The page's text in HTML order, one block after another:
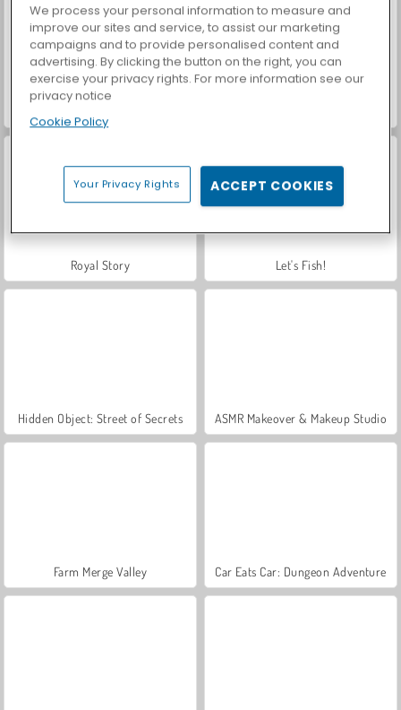
Royal Story Let's Fish!
Hidden Object: Street of Secrets ASMR Makeover & Makeup Studio
Farm Merge Valley Car Eats Car: Dungeon Adventure
We process your personal information to measure and
improve our sites and service, to assist our marketing
campaigns and to provide personalised content and
advertising. By clicking the button on the right, you can
exercise your privacy rights. For more information see our
privacy notice
Cookie Policy
Your Privacy Rights ACCEPT COOKIES